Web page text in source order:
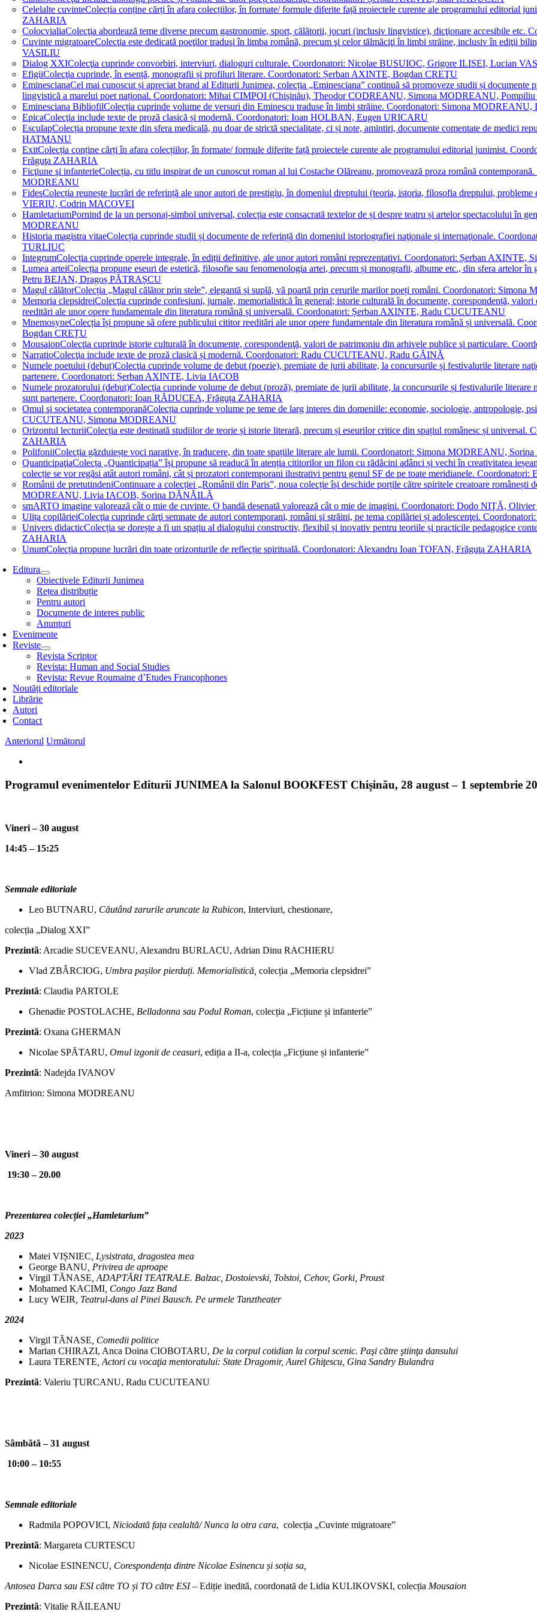
Celelalte cuvinteColecția conține cărți în afara colecțiilor, în formate/ formule diferite față proiectele curente ale programului editorial
ZAHARIA
ColocvialiaColecţia abordează teme diverse precum gastronomie, sport, călătorii, jocuri (inclusiv lingvistice), dicţionare accesibile
Cuvinte migratoareColecţia este dedicată poeţilor traduşi în limba română, precum şi celor tălmăciţi în limbi străine, inclusiv în ediţii
VASILIU
Dialog XXIColecţia cuprinde convorbiri, interviuri, dialoguri culturale. Coordonatori: Nicolae BUSUIOC, Grigore ILISEI, Lucian
EfigiiColecţia cuprinde, în esență, monografii și profiluri literare. Coordonatori: Șerban AXINTE, Bogdan CREŢU
EminescianaCel mai cunoscut și apreciat brand al Editurii Junimea, colecția „Eminesciana” continuă să promoveze studii și documente
lingvistică a marelui poet național. Coordonatori: Mihai CIMPOI (Chișinău), Theodor CODREANU, Simona MODREANU,
Eminesciana BibliofilColecția cuprinde volume de versuri din Eminescu traduse în limbi străine. Coordonatori: Simona
EpicaColecţia include texte de proză clasică și modernă. Coordonatori: Ioan HOLBAN, Eugen URICARU
EsculapColecția propune texte din sfera medicală, nu doar de strictă specialitate, ci și note, amintiri, documente comentate de medici
HATMANU
ExitColecția conține cărți în afara colecțiilor, în formate/ formule diferite față proiectele curente ale programului editorial junimist.
Frăguţa ZAHARIA
Ficţiune şi infanterieColecția, cu titlu inspirat de un cunoscut roman al lui Costache Olăreanu, promovează proza română
MODREANU
FidesColecția reunește lucrări de referință ale unor autori de prestigiu, în domeniul dreptului (teoria, istoria, filosofia dreptului,
VIERIU, Codrin MACOVEI
HamletariumPornind de la un personaj-simbol universal, colecția este consacrată textelor de și despre teatru și artelor spectacolului în
MODREANU
Historia magistra vitaeColecția cuprinde studii și documente de referință din domeniul istoriografiei naţionale şi internaţionale.
TURLIUC
IntegrumColecția cuprinde operele integrale, în ediții definitive, ale unor autori români reprezentativi. Coordonatori: Șerban AXINTE,
Lumea arteiColecția propune eseuri de estetică, filosofie sau fenomenologia artei, precum și monografii, albume etc., din sfera artelor
Petru BEJAN, Dragoș PĂTRAȘCU
Magul călătorColecția „Magul călător prin stele”, elegantă și suplă, vă poartă prin cerurile marilor poeți români. Coordonatori: Simona
Memoria clepsidreiColecţia cuprinde confesiuni, jurnale, memorialistică în general; istorie culturală în documente, corespondență,
reeditări ale unor opere fundamentale din literatura română și universală. Coordonatori: Șerban AXINTE, Radu CUCUTEANU
MnemosyneColecția își propune să ofere publicului cititor reeditări ale unor opere fundamentale din literatura română și universală.
Bogdan CREȚU
MousaionColecţia cuprinde istorie culturală în documente, corespondenţă, valori de patrimoniu din arhivele publice şi particulare.
NarratioColecţia include texte de proză clasică și modernă. Coordonatori: Radu CUCUTEANU, Radu GĂINĂ
Numele poetului (debut)Colecţia cuprinde volume de debut (poezie), premiate de jurii abilitate, la concursurile și festivalurile literare
partenere. Coordonatori: Șerban AXINTE, Livia IACOB
Numele prozatorului (debut)Colecţia cuprinde volume de debut (proză), premiate de jurii abilitate, la concursurile și festivalurile literare
sunt partenere. Coordonatori: Ioan RĂDUCEA, Frăguța ZAHARIA
Omul şi societatea contemporanăColecția cuprinde volume pe teme de larg interes din domeniile: economie, sociologie, antropologie,
CUCUTEANU, Simona MODREANU
Orizontul lecturiiColecția este destinată studiilor de teorie și istorie literară, precum și eseurilor critice din spațiul românesc și
ZAHARIA
PolifoniiColecția găzduiește voci narative, în traducere, din toate spațiile literare ale lumii. Coordonatori: Simona MODREANU,
QuanticipaţiaColecța „Quanticipația” își propune să readucă în atenția cititorilor un filon cu rădăcini adânci și vechi în creativitatea
colecție se vor regăsi atât autori români, cât și prozatori contemporani ilustrativi pentru genul SF de pe toate meridianele.
Românii de pretutindeniContinuare a colecției „Românii din Paris”, noua colecție își deschide porțile către spiritele creatoare
MODREANU, Livia IACOB, Sorina DĂNĂILĂ
smARTO imagine valorează cât o mie de cuvinte. O bandă desenată valorează cât o mie de imagini. Coordonatori: Dodo NIȚĂ,
Ulița copilărieiColecţia cuprinde cărţi semnate de autori contemporani, români şi străini, pe tema copilăriei și adolescenţei.
Univers didacticColecția se dorește a fi un spațiu al dialogului constructiv, flexibil și inovativ pentru teoriile și practicile pedagogice
ZAHARIA
UnumColecția propune lucrări din toate orizonturile de reflecție spirituală. Coordonatori: Alexandru Ioan TOFAN, Frăguţa ZAHARIA
Editura
Obiectivele Editurii Junimea
Rețea distribuție
Pentru autori
Documente de interes public
Anunţuri
Evenimente
Reviste
Revista Scriptor
Revista: Human and Social Studies
Revista: Revue Roumaine d’Etudes Francophones
Noutăți editoriale
Librărie
Autori
Contact
Anteriorul Următorul
Image
Programul evenimentelor Editurii JUNIMEA la Salonul BOOKFEST Chișinău, 28 august – 1 septembrie
Vineri – 30 august
14:45 – 15:25
Semnale editoriale
Leo BUTNARU, Căutând zarurile aruncate la Rubicon, Interviuri, chestionare,
colecția „Dialog XXI”
Prezintă: Arcadie SUCEVEANU, Alexandru BURLACU, Adrian Dinu RACHIERU
Vlad ZBÂRCIOG, Umbra pașilor pierduți. Memorialistică, colecția „Memoria clepsidrei”
Prezintă: Claudia PARTOLE
Ghenadie POSTOLACHE, Belladonna sau Podul Roman, colecția „Ficțiune și infanterie”
Prezintă: Oxana GHERMAN
Nicolae SPĂTARU, Omul izgonit de ceasuri, ediția a II-a, colecția „Ficțiune și infanterie”
Prezintă: Nadejda IVANOV
Amfitrion: Simona MODREANU
Vineri – 30 august
19:30 – 20.00
Prezentarea colecției „Hamletarium”
2023
Matei VIȘNIEC, Lysistrata, dragostea mea
George BANU, Privirea de aproape
Virgil TĂNASE, ADAPTĂRI TEATRALE. Balzac, Dostoievski, Tolstoi, Cehov, Gorki, Proust
Mohamed KACIMI, Congo Jazz Band
Lucy WEIR, Teatrul-dans al Pinei Bausch. Pe urmele Tanztheater
2024
Virgil TĂNASE, Comedii politice
Marian CHIRAZI, Anca Doina CIOBOTARU, De la corpul cotidian la corpul scenic. Paşi către ştiinţa dansului
Laura TERENTE, Actori cu vocaţia mentoratului: State Dragomir, Aurel Ghiţescu, Gina Sandry Bulandra
Prezintă: Valeriu ȚURCANU, Radu CUCUTEANU
Sâmbătă – 31 august
10:00 – 10:55
Semnale editoriale
Radmila POPOVICI, Niciodată fața cealaltă/ Nunca la otra cara, colecția „Cuvinte migratoare”
Prezintă: Margareta CURTESCU
Nicolae ESINENCU, Corespondența dintre Nicolae Esinencu și soția sa,
Antosea Darca sau ESI către TO și TO către ESI– Ediție inedită, coordonată de Lidia KULIKOVSKI, colecția Mousaion
Prezintă: Vitalie RĂILEANU